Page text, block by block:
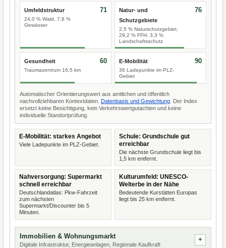
Umfeldstruktur
24,0 % Wald, 7,8 %
Gewässer
71
Natur- und
Schutzgebiete
2,5 % Naturschutzgebiet,
29,2 % FFH, 3,3 %
Landschaftsschutz
76
Gesundheit
Traumazentrum 16,5 km
60 E-Mobilität
36 Ladepunkte im PLZ-
Gebiet
90
Automatischer Orientierungswert aus amtlichen und öffentlich
nachvollziehbaren Kontextdaten. Datenbasis und Gewichtung . Der Index
ersetzt keine Besichtigung, kein Verkehrswertgutachten und keine
individuelle Standortprüfung.
E-Mobilität: starkes Angebot
Viele Ladepunkte im PLZ-Gebiet.
Schule: Grundschule gut
erreichbar
Die nächste Grundschule liegt bis
1,5 km entfernt.
Nahversorgung: Supermarkt
schnell erreichbar
Deutschlandatlas: Pkw-Fahrzeit
zum nächsten
Supermarkt/Discounter bis 5
Minuten.
Kulturumfeld: UNESCO-
Welterbe in der Nähe
Bedeutende Kurstätten Europas
liegt bis 25 km entfernt.
Immobilien & Wohnungsmarkt
Digitale Infrastruktur, Energieanlagen, Regionale Kaufkraft